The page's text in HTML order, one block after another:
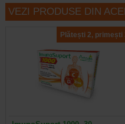
VEZI PRODUSE DIN
Plătești 2, primești